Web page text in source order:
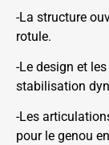
-La structure
rotule.
-Le design et
stabilisation
-Les
pour le genou